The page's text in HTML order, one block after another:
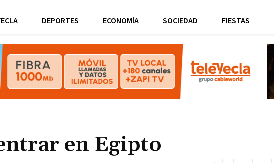
DEPORTES ECONOMÍA SOCIEDAD FIESTAS
en Egipto